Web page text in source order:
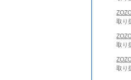
取り
取り
取り